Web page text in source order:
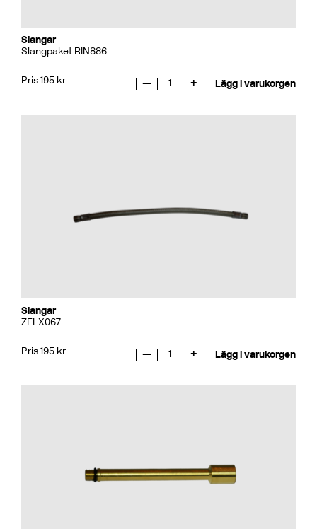
Slangar
Slangpaket RIN886
Pris 195 kr — 1 + Lägg i varukorgen
Slangar
ZFLX067
Pris 195 kr — 1 + Lägg i varukorgen